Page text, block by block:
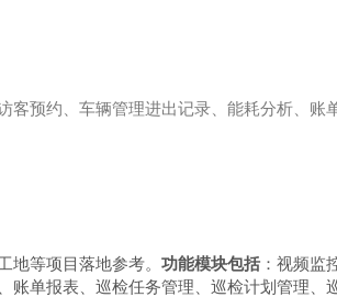
预约、车辆管理进出记录、能耗分析、
等项目落地参考。 功能模块包括 ：视频监
单报表、巡检任务管理、巡检计划管理